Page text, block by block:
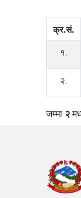
क्र.सं.
१.
२.
जम्मा २